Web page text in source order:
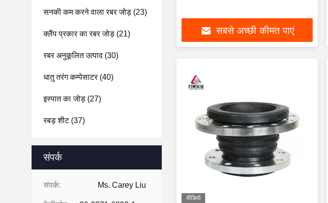
सनकी कम करने वाला रबर जोड़ (23)
क्लैंप प्रकार का रबर जोड़ (21)
रबर अनुकूलित उत्पाद(30)
धातु तरंग कम्पेसाटर(40)
इस्पात का जोड़ (27)
रबड़ शीट(37)
संपर्क
संपर्क: Ms. Carey Liu
सबसे अच्छी कीमत पाएं
वीडियो